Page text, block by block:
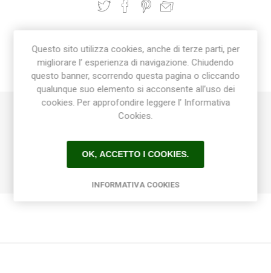
DESCRIZIONE
CONTATTI
Linea di vasi che sposa tradizione e modernità.
“graffiatura” parziale alle diverse tonalità della colorazione, ne
Questo sito utilizza cookies, anche di terze parti, per
migliorare l’ esperienza di navigazione. Chiudendo
questo banner, scorrendo questa pagina o cliccando
qualunque suo elemento si acconsente all’uso dei
cookies. Per approfondire leggere l’ Informativa
Cookies.
OK, ACCETTO I COOKIES.
INFORMATIVA COOKIES